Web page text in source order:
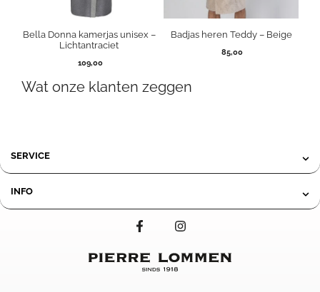
Bella Donna kamerjas unisex –
Lichtantraciet
109,00
Badjas heren Teddy – Beige
85,00
Wat onze klanten zeggen
SERVICE
INFO